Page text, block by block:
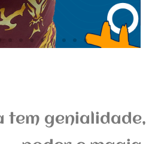
tem genialidade,